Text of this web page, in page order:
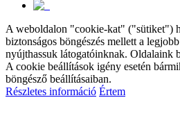
A weboldalon "cookie-kat" ("sütiket")
biztonságos böngészés mellett a
nyújthassuk látogatóinknak. Oldalaink
A cookie beállítások igény esetén
böngésző beállításaiban.
Részletes információ Értem